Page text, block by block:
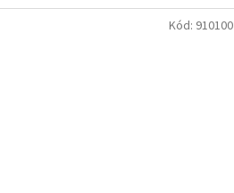
Kód: 910100